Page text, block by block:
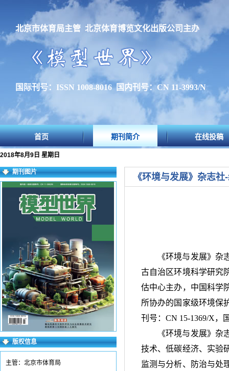
北京市体育局主管 北京体育博览文化出版公司主办
国际刊号：ISSN 1008-8016 国内刊号：CN 11-3993/N
首页 期刊简介 在线投稿
2018年8月9日 星期日
期刊图片
版权信息
主管：北京市体育局
《环境与发展》杂志
《环境与发展》
古自治区环境科学研究
估中心主办，中国科学
所协办的国家级环境保
刊号： CN 15-1369/X，
《环境与发展》
技术、低碳经济、实验
监测与分析、防治与处